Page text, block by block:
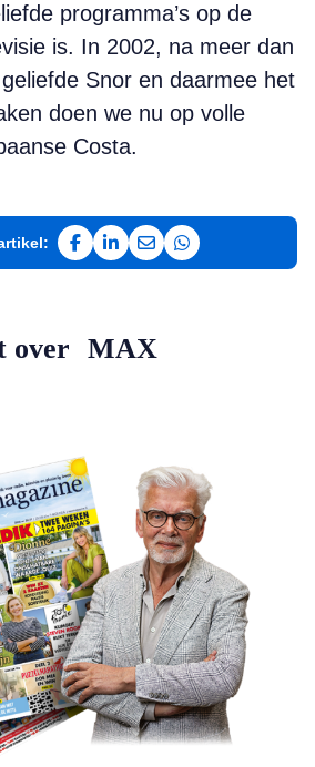
programma’s op de
is. In 2002, na meer dan
Snor en daarmee het
doen we nu op volle
Costa.
Deel op Facebook
Deel op LinkedIn
Deel via e-mail
Deel via
over MAX